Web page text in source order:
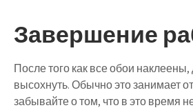
Завершение
После того как все обои
высохнуть. Обычно это занимает
забывайте о том, что в это время